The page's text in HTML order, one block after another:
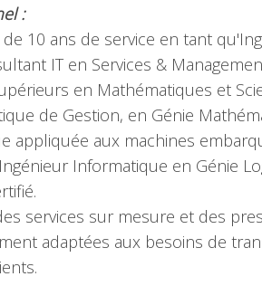
:
10 ans de service en tant
IT en Services &
en Mathématiques et
de Gestion, en Génie
appliquée aux machines
Informatique en Génie
services sur mesure et des
adaptées aux besoins de